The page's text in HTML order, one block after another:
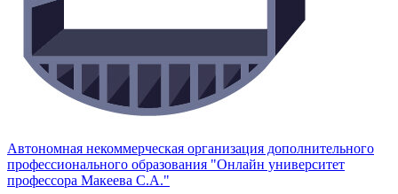
Автономная некоммерческая организация дополнительного
профессионального образования "Онлайн университет
профессора Макеева С.А."